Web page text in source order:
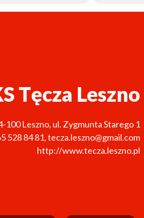
Tęcza Leszno
100 Leszno, ul. Zygmunta Starego 1
528 84 81,tecza.leszno@gmail.com
http://www.tecza.leszno.pl